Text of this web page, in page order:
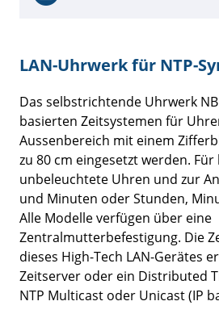
LAN-Uhrwerk für NTP-
Das selbstrichtende Uhrwerk
basierten Zeitsystemen für
Aussenbereich mit einem
zu 80 cm eingesetzt werden.
unbeleuchtete Uhren und zur
und Minuten oder Stunden,
Alle Modelle verfügen über eine
Zentralmutterbefestigung. Die
dieses High-Tech LAN-Gerätes
Zeitserver oder ein Distributed
NTP Multicast oder Unicast (IP